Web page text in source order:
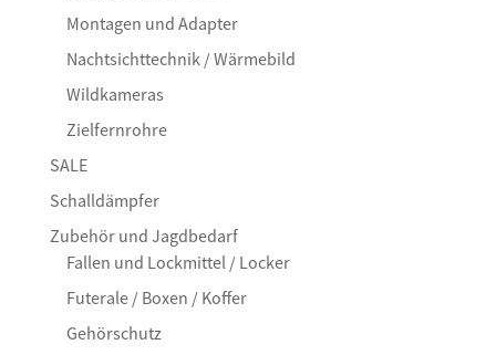
Montagen und Adapter
Nachtsichttechnik / Wärmebild
Wildkameras
Zielfernrohre
SALE
Schalldämpfer
Zubehör und Jagdbedarf
Fallen und Lockmittel / Locker
Futerale / Boxen / Koffer
Gehörschutz